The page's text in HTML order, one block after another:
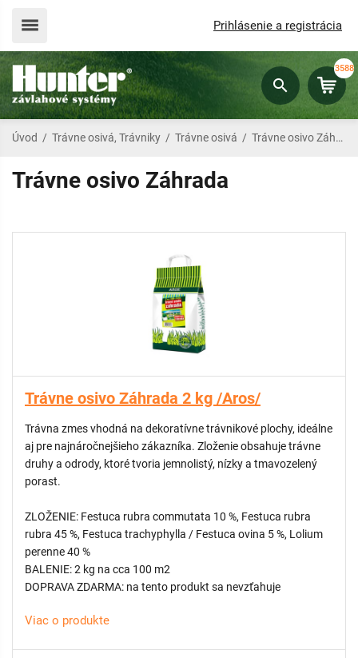
Prihlásenie a registrácia
3588
Úvod / Trávne osivá, Trávniky / Trávne osivá / Trávne osivo Záhrada
Trávne osivo Záhrada
Trávne osivo Záhrada 2 kg /Aros/
Trávna zmes vhodná na dekoratívne trávnikové plochy, ideálne
aj pre najnáročnejšieho zákazníka. Zloženie obsahuje trávne
druhy a odrody, ktoré tvoria jemnolistý, nízky a tmavozelený
porast.
ZLOŽENIE: Festuca rubra commutata 10 %, Festuca rubra
rubra 45 %, Festuca trachyphylla / Festuca ovina 5 %, Lolium
perenne 40 %
BALENIE: 2 kg na cca 100 m2
DOPRAVA ZDARMA: na tento produkt sa nevzťahuje
Viac o produkte